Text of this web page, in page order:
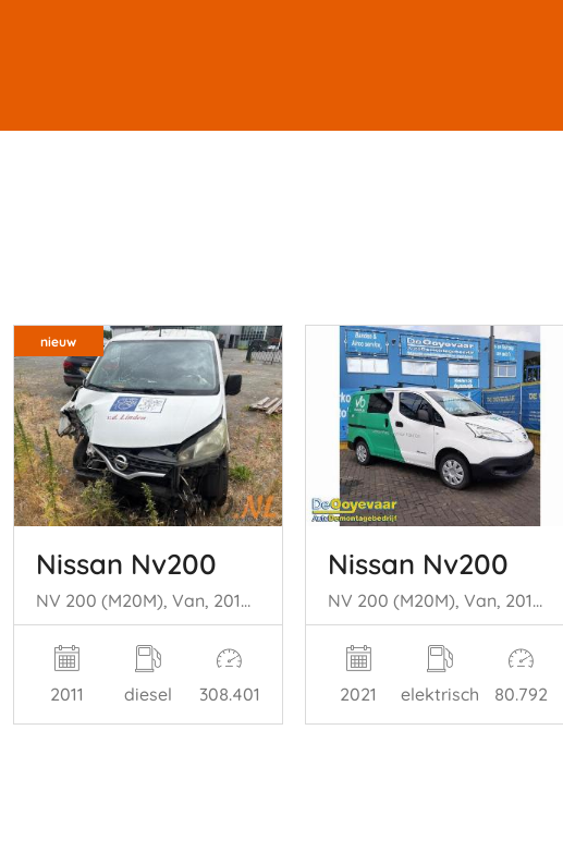
nieuw
Nissan Nv200
NV 200 (M20M), Van, 2010 1.5 dCi 86
2011 diesel 308.401
Nissan Nv200
NV 200 (M20M), Van, 2010 E-NV200
2021 elektrisch 80.792